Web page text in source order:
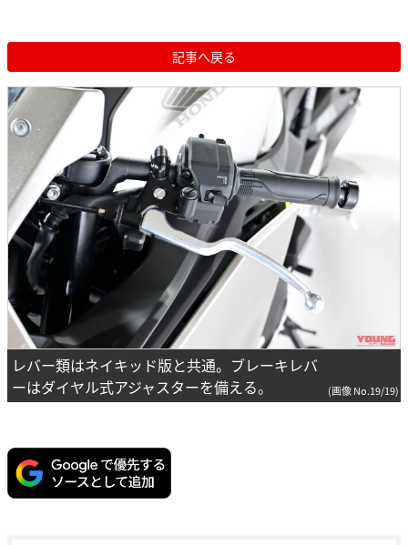
記事へ戻る
レバー類はネイキッド版と共通。ブレーキレバ
ーはダイヤル式アジャスターを備える。
(画像 No.19/19)